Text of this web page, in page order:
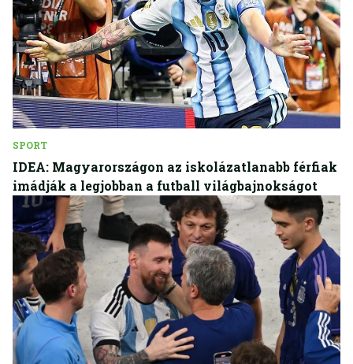
SPORT
IDEA: Magyarországon az iskolázatlanabb férfiak
imádják a legjobban a futball világbajnokságot